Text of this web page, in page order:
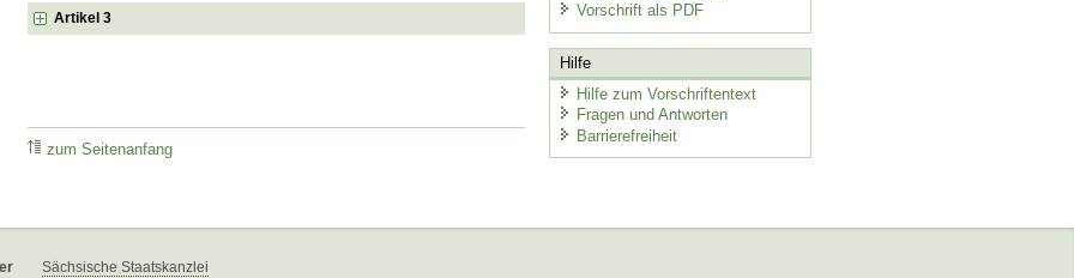
Artikel 3
zum Seitenanfang
Vorschrift als PDF
Hilfe
Hilfe zum Vorschriftentext
Fragen und Antworten
Barrierefreiheit
Sächsische Staatskanzlei